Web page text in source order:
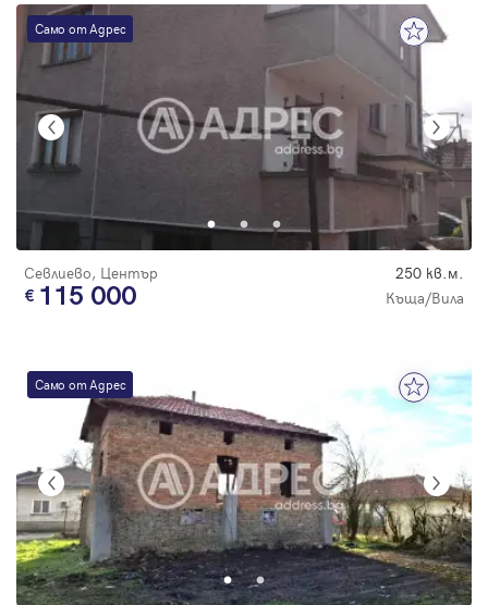
Само от Адрес
Севлиево, Център 250 кв.м.
115 000 Къща/Вила
Само от Адрес